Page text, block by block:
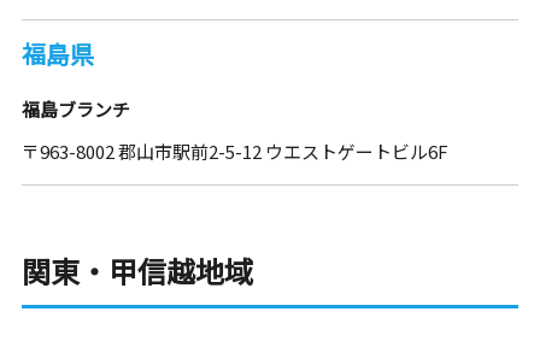
福島県
福島ブランチ
〒963-8002 郡山市駅前2-5-12 ウエストゲートビル6F
関東・甲信越地域